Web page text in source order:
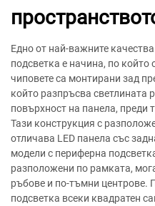
Едно от най-важните
подсветка е начина, по който
чиповете са монтирани зад
който разпръсва светлината
повърхност на панела, преди
Тази конструкция с
отличава LED панела със
модели с периферна
разположени по рамката,
ръбове и по-тъмни центрове.
подсветка всеки квадратен